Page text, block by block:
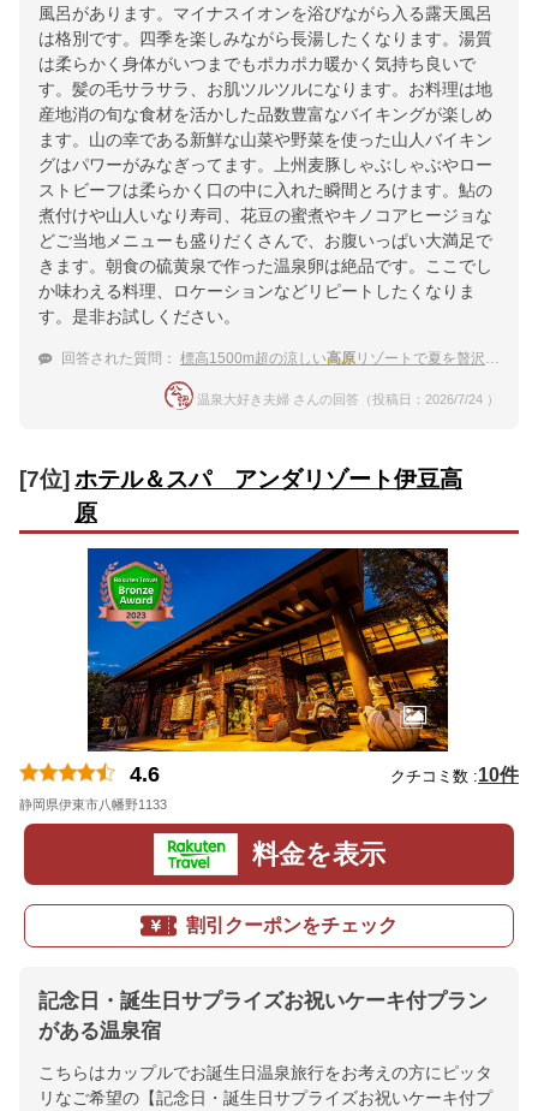
風呂があります。マイナスイオンを浴びながら入る露天風呂
は格別です。四季を楽しみながら長湯したくなります。湯質
は柔らかく身体がいつまでもポカポカ暖かく気持ち良いで
す。髪の毛サラサラ、お肌ツルツルになります。お料理は地
産地消の旬な食材を活かした品数豊富なバイキングが楽しめ
ます。山の幸である新鮮な山菜や野菜を使った山人バイキン
グはパワーがみなぎってます。上州麦豚しゃぶしゃぶやロー
ストビーフは柔らかく口の中に入れた瞬間とろけます。鮎の
煮付けや山人いなり寿司、花豆の蜜煮やキノコアヒージョな
どご当地メニューも盛りだくさんで、お腹いっぱい大満足で
きます。朝食の硫黄泉で作った温泉卵は絶品です。ここでし
か味わえる料理、ロケーションなどリピートしたくなりま
す。是非お試しください。
回答された質問： 標高1500m超の涼しい高原 リゾートで夏を贅沢に過ごしてみたい
温泉大好き夫婦 さんの回答（投稿日：2026/7/24 ）
[7位] ホテル＆スパ アンダリゾート伊豆高
原
4.6 クチコミ数 :10件
静岡県伊東市八幡野1133
料金を表示
割引クーポンをチェック
記念日・誕生日サプライズお祝いケーキ付プラン
がある温泉宿
こちらはカップルでお誕生日温泉旅行をお考えの方にピッタ
リなご希望の【記念日・誕生日サプライズお祝いケーキ付プ